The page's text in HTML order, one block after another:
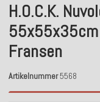
H.O.C.K.
Fransen
Artikelnummer5568